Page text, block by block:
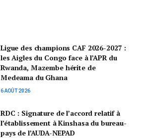
Ligue des champions CAF 2026-2027 :
les Aigles du Congo face à l’APR du
Rwanda, Mazembe hérite de
Medeama du Ghana
6 AOÛT 2026
RDC : Signature de l’accord relatif à
l’établissement à Kinshasa du bureau-
pays de l’AUDA-NEPAD